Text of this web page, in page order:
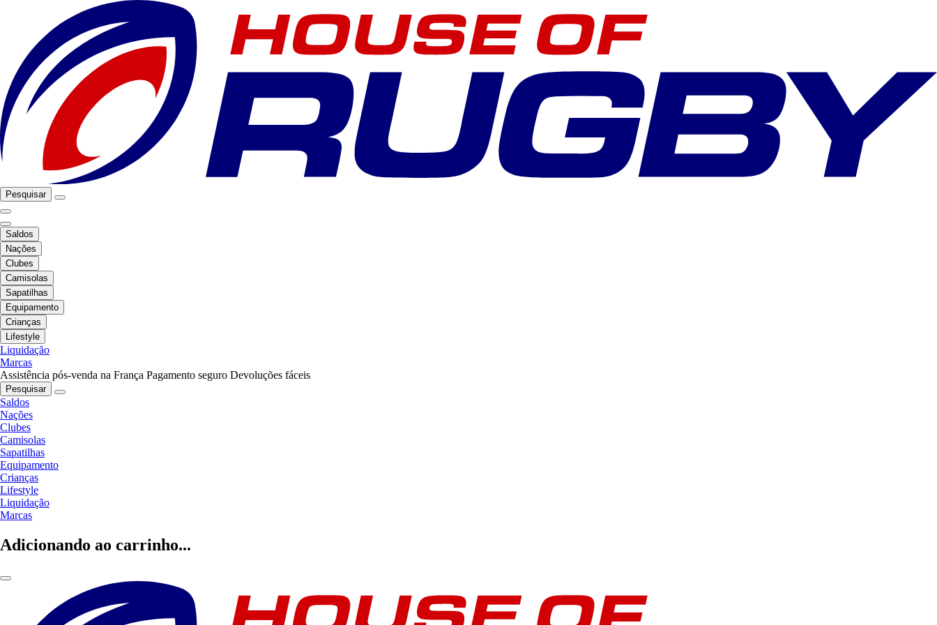
Pesquisar
Saldos
Nações
Clubes
Camisolas
Sapatilhas
Equipamento
Crianças
Lifestyle
Liquidação
Marcas
Assistência pós-venda na França Pagamento seguro Devoluções fáceis
Pesquisar
Saldos
Nações
Clubes
Camisolas
Sapatilhas
Equipamento
Crianças
Lifestyle
Liquidação
Marcas
Adicionando ao carrinho...